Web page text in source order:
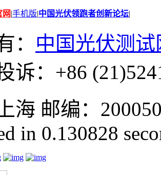
网|手机版|中国光伏领跑者创新论坛|
： 中国光伏测试
诉：+86
海 邮编：
in 0.130828